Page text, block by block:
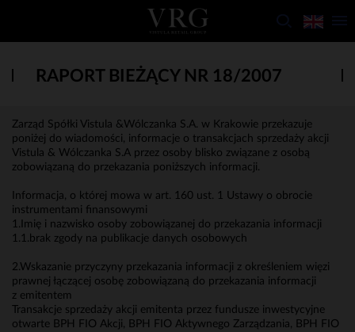
RAPORT BIEŻĄCY NR 18/2007
Zarząd Spółki Vistula &Wólczanka S.A. w Krakowie przekazuje
poniżej do wiadomości, informacje o transakcjach sprzedaży akcji
Vistula & Wólczanka S.A przez osoby blisko związane z osobą
zobowiązaną do przekazania poniższych informacji.
Informacja, o której mowa w art. 160 ust. 1 Ustawy o obrocie
instrumentami finansowymi
1.Imię i nazwisko osoby zobowiązanej do przekazania informacji
1.1.brak zgody na publikacje danych osobowych
2.Wskazanie przyczyny przekazania informacji z określeniem więzi
prawnej łączącej osobę zobowiązaną do przekazania informacji
z emitentem
Transakcje sprzedaży akcji emitenta przez fundusze inwestycyjne
otwarte BPH FIO Akcji, BPH FIO Aktywnego Zarządzania, BPH FIO